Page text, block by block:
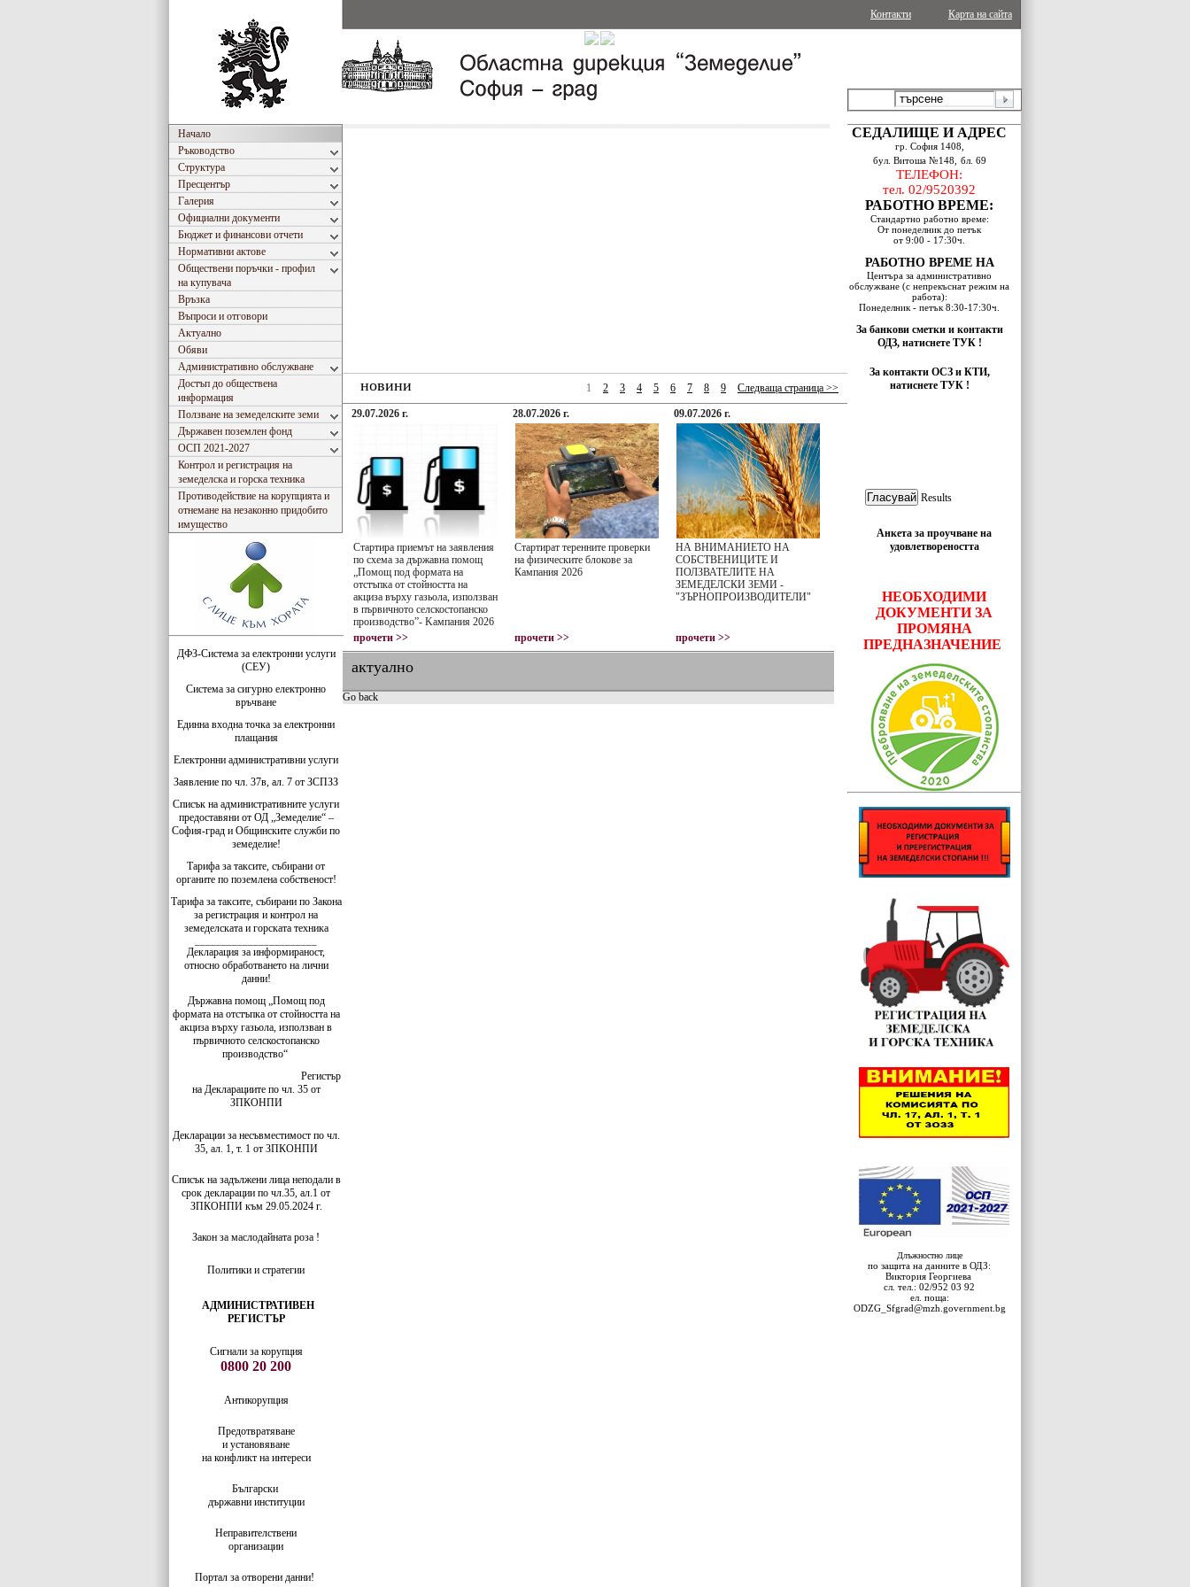
Карта на сайта
Контакти
Начало
Ръководство
Структура
Пресцентър
Галерия
Официални документи
Бюджет и финансови отчети
Нормативни актове
Обществени поръчки - профил
на купувача
Връзка
Въпроси и отговори
Актуално
Обяви
Административно обслужване
Достъп до обществена
информация
Ползване на земеделските земи
Държавен поземлен фонд
ОСП 2021-2027
Контрол и регистрация на
земеделска и горска техника
Противодействие на корупцията и
отнемане на незаконно придобито
имущество
ДФЗ-Система за електронни услуги
(СЕУ)
Система за сигурно електронно
връчване
Единна входна точка за електронни
плащания
Електронни административни услуги
Заявление по чл. 37в, ал. 7 от ЗСПЗЗ
Списък на административните услуги
предоставяни от ОД „Земеделие“ –
София-град и Общинските служби по
земеделие!
Тарифа за таксите, събирани от
органите по поземлена собственост!
Тарифа за таксите, събирани по Закона
за регистрация и контрол на
земеделската и горската техника
Декларация за информираност,
относно обработването на лични
данни!
Държавна помощ „Помощ под
формата на отстъпка от стойността на
акциза върху газьола, използван в
първичното селскостопанско
производство“
Регистър
на Декларациите по чл. 35 от
ЗПКОНПИ
Декларации за несъвместимост по чл.
35, ал. 1, т. 1 от ЗПКОНПИ
Списък на задължени лица неподали в
срок декларации по чл.35, ал.1 от
ЗПКОНПИ към 29.05.2024 г.
Закон за маслодайната роза !
Политики и стратегии
АДМИНИСТРАТИВЕН
РЕГИСТЪР
Сигнали за корупция
0800 20 200
Антикорупция
Предотвратяване
и установяване
на конфликт на интереси
Български
държавни институции
Неправителствени
организации
Портал за отворени данни!
новини
29.07.2026 г.
Стартира приемът на заявления
по схема за държавна помощ
„Помощ под формата на
отстъпка от стойността на
акциза върху газьола, използван
в първичното селскостопанско
производство”- Kампания 2026
прочети >>
28.07.2026 г.
Стартират теренните проверки
на физическите блокове за
Кампания 2026
прочети >>
09.07.2026 г.
НА ВНИМАНИЕТО НА
СОБСТВЕНИЦИТЕ И
ПОЛЗВАТЕЛИТЕ НА
ЗЕМЕДЕЛСКИ ЗЕМИ -
"ЗЪРНОПРОИЗВОДИТЕЛИ"
прочети >>
1 2 3 4 5 6 7 8 9 Следваща страница >>
актуално
Go back
СЕДАЛИЩЕ И АДРЕС
гр. София 1408,
бул. Витоша №148,
бл. 69
ТЕЛЕФОН:
тел. 02/9520392
РАБОТНО ВРЕМЕ:
Стандартно работно време:
От понеделник до петък
oт 9:00 - 17:30ч.
РАБОТНО ВРЕМЕ НА
Центъра за административно
обслужване (с непрекъснат режим на
работа):
Понеделник - петък 8:30-17:30ч.
За банкови сметки и контакти
ОДЗ, натиснете ТУК !
За контакти ОСЗ и КТИ,
натиснете ТУК !
Results
Анкета за проучване на
удовлетвореността
НЕОБХОДИМИ
ДОКУМЕНТИ ЗА
ПРОМЯНА
ПРЕДНАЗНАЧЕНИЕ
Длъжностно лице
по защита на данните в ОДЗ:
Виктория Георгиева
сл. тел.: 02/952 03 92
ел. поща:
ODZG_Sfgrad@mzh.government.bg